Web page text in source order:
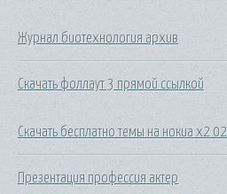
Журнал биотехнология архив
Скачать фоллаут 3 прямой ссылкой
Скачать бесплатно темы на нокиа x2 02
Презентация профессия актер